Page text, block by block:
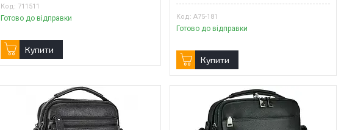
711511
Готово до відправки
Купити
A75-181
Готово до відправки
Купити